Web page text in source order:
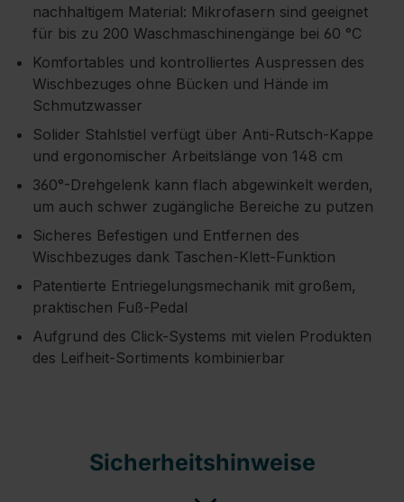
nachhaltigem Material: Mikrofasern sind geeignet
für bis zu 200 Waschmaschinengänge bei 60 °C
Komfortables und kontrolliertes Auspressen des
Wischbezuges ohne Bücken und Hände im
Schmutzwasser
Solider Stahlstiel verfügt über Anti-Rutsch-Kappe
und ergonomischer Arbeitslänge von 148 cm
360°-Drehgelenk kann flach abgewinkelt werden,
um auch schwer zugängliche Bereiche zu putzen
Sicheres Befestigen und Entfernen des
Wischbezuges dank Taschen-Klett-Funktion
Patentierte Entriegelungsmechanik mit großem,
praktischen Fuß-Pedal
Aufgrund des Click-Systems mit vielen Produkten
des Leifheit-Sortiments kombinierbar
Sicherheitshinweise